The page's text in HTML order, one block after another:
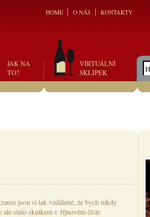
HOME O NÁS KONTAKTY
JAK NA
TO?
VIRTUÁLNÍ
SKLÍPEK
jsou si tak vzdálené, že bych nikdy
ale stalo skutkem v říjnovém čísle